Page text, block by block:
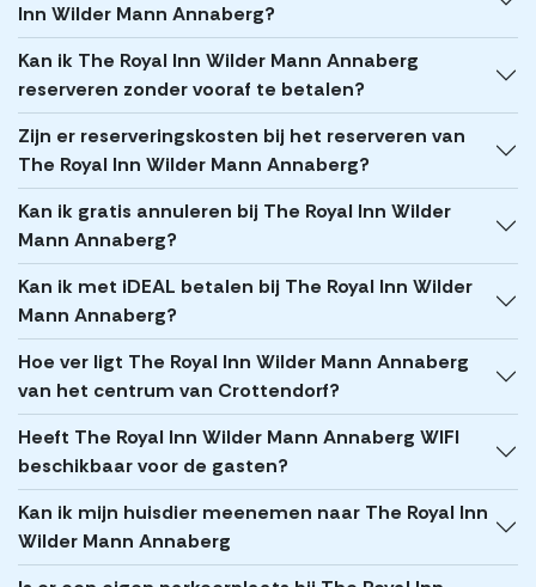
Inn Wilder Mann Annaberg?
Kan ik The Royal Inn Wilder Mann Annaberg
reserveren zonder vooraf te betalen?
Zijn er reserveringskosten bij het reserveren van
The Royal Inn Wilder Mann Annaberg?
Kan ik gratis annuleren bij The Royal Inn Wilder
Mann Annaberg?
Kan ik met iDEAL betalen bij The Royal Inn Wilder
Mann Annaberg?
Hoe ver ligt The Royal Inn Wilder Mann Annaberg
van het centrum van Crottendorf?
Heeft The Royal Inn Wilder Mann Annaberg WIFI
beschikbaar voor de gasten?
Kan ik mijn huisdier meenemen naar The Royal Inn
Wilder Mann Annaberg